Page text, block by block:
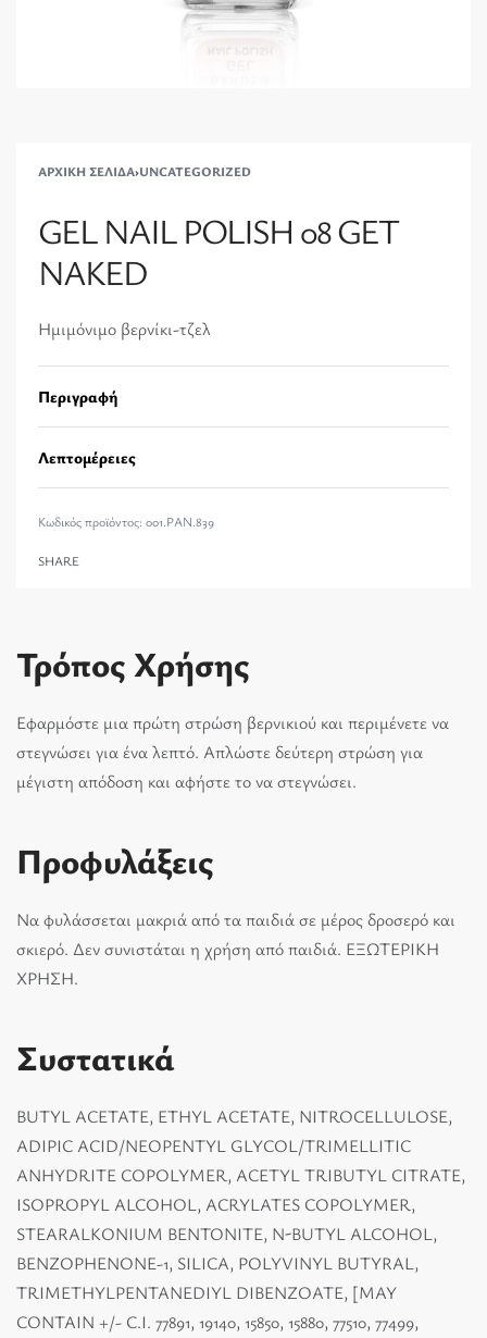
ΑΡΧΙΚΉ ΣΕΛΊΔΑ›UNCATEGORIZED
GEL NAIL POLISH 08 GET
NAKED
Ημιμόνιμο βερνίκι-τζελ
Περιγραφή
Λεπτομέρειες
001.PAN.839
SHARE
Τρόπος Χρήσης
Εφαρμόστε μια πρώτη στρώση βερνικιού και περιμένετε να
στεγνώσει για ένα λεπτό. Απλώστε δεύτερη στρώση για
μέγιστη απόδοση και αφήστε το να στεγνώσει.
Προφυλάξεις
Να φυλάσσεται μακριά από τα παιδιά σε μέρος δροσερό και
σκιερό. Δεν συνιστάται η χρήση από παιδιά. ΕΞΩΤΕΡΙΚΗ
ΧΡΗΣΗ.
Συστατικά
BUTYL ACETATE, ETHYL ACETATE, NITROCELLULOSE,
ADIPIC ACID/NEOPENTYL GLYCOL/TRIMELLITIC
ANHYDRITE COPOLYMER, ACETYL TRIBUTYL CITRATE,
ISOPROPYL ALCOHOL, ACRYLATES COPOLYMER,
STEARALKONIUM BENTONITE, N-BUTYL ALCOHOL,
BENZOPHENONE-1, SILICA, POLYVINYL BUTYRAL,
TRIMETHYLPENTANEDIYL DIBENZOATE, [MAY
CONTAIN +/- C.I. 77891, 19140, 15850, 15880, 77510, 77499,